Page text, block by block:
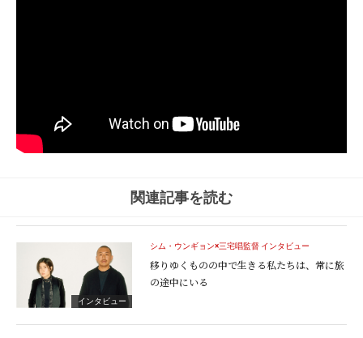
関連記事を読む
インタビュー
シム・ウンギョン×三宅唱監督 インタビュー
移りゆくものの中で生きる私たちは、常に旅
の途中にいる